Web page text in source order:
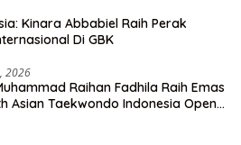
Kinara Abbabiel Raih Perak
Di GBK
2026
Raihan Fadhila Raih Emas
Asian Taekwondo Indonesia Open